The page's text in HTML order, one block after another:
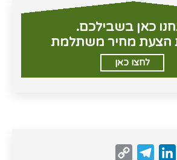
כאן בשבילכם.
הצעת מחיר משתלמת
לחצו כאן
Messenger
LinkedIn
Telegram